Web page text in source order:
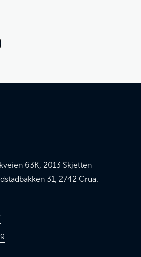
63K, 2013 Skjetten
31, 2742 Grua.